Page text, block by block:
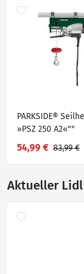
PARKSIDE®
»PSZ 250 A2«""
54,99 € 83,99 €
Aktueller